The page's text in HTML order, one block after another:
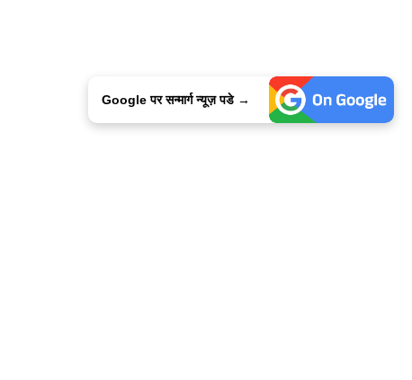
Google पर सन्मार्ग न्यूज़ पडे →